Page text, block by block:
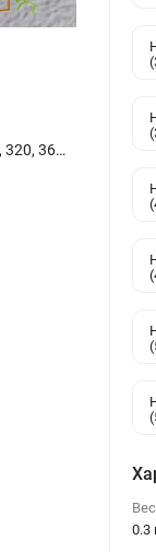
Натяжной потолок MSD Classic мат 303 белый (150, 200, 240, 270, 320, 360, 400, 450, 500, 580)
0.3